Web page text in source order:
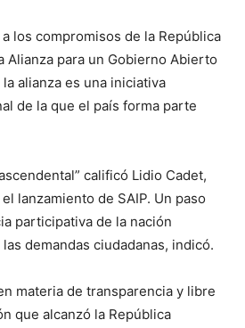
los compromisos de la República
Alianza para un Gobierno Abierto
alianza es una iniciativa
de la que el país forma parte
calificó Lidio Cadet,
lanzamiento de SAIP. Un paso
participativa de la nación
demandas ciudadanas, indicó.
materia de transparencia y libre
que alcanzó la República